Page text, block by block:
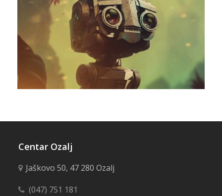
Centar Ozalj
Jaškovo 50, 47 280 Ozalj
(047) 751 181